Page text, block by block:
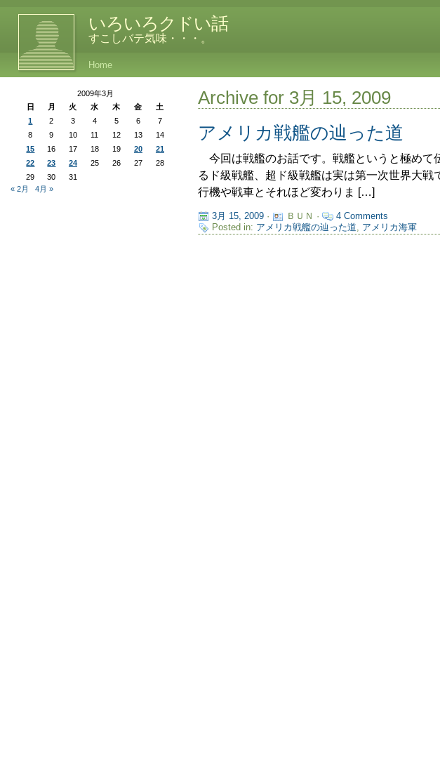
いろいろクドい話
すこしバテ気味・・・。
Home
Archive for 3月 15, 2009
アメリカ戦艦の辿った道
今回は戦艦のお話です。戦艦というと極めて
るド級戦艦、超ド級戦艦は実は第一次世界大
行機や戦車とそれほど変わりま […]
3月 15, 2009 · ＢＵＮ ·
4 Comments
Posted in: アメリカ戦艦の辿った道, アメリカ海軍
2009年3月
日
月 火 水 木 金
土
1
2 3 4 5 6
7
8
9 10 11 12 13
14
15
16 17 18 19 20
21
22
23 24 25 26 27
28
29
30
31
« 2月
4月 »